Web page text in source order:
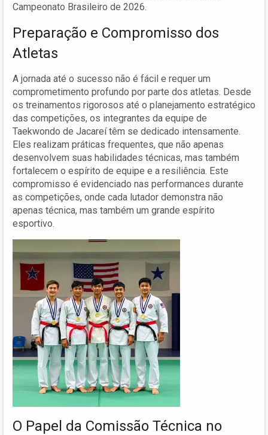
Campeonato Brasileiro de 2026.
Preparação e Compromisso dos
Atletas
A jornada até o sucesso não é fácil e requer um
comprometimento profundo por parte dos atletas. Desde
os treinamentos rigorosos até o planejamento estratégico
das competições, os integrantes da equipe de
Taekwondo de Jacareí têm se dedicado intensamente.
Eles realizam práticas frequentes, que não apenas
desenvolvem suas habilidades técnicas, mas também
fortalecem o espírito de equipe e a resiliência. Este
compromisso é evidenciado nas performances durante
as competições, onde cada lutador demonstra não
apenas técnica, mas também um grande espírito
esportivo.
O Papel da Comissão Técnica no